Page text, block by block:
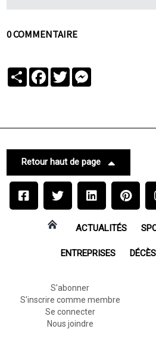
0 COMMENTAIRE
PartagerFacebook
Twitter
Retour haut de page
ACTUALITÉS
ENTREPRISES DÉCÈS
S'abonner
S'inscrire comme membre
Se connecter
Nous joindre